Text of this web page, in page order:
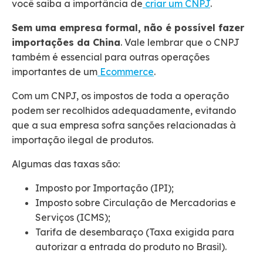
você saiba a importância de criar um CNPJ.
Sem uma empresa formal, não é possível fazer
importações da China. Vale lembrar que o CNPJ
também é essencial para outras operações
importantes de um Ecommerce.
Com um CNPJ, os impostos de toda a operação
podem ser recolhidos adequadamente, evitando
que a sua empresa sofra sanções relacionadas à
importação ilegal de produtos.
Algumas das taxas são:
Imposto por Importação (IPI);
Imposto sobre Circulação de Mercadorias e
Serviços (ICMS);
Tarifa de desembaraço (Taxa exigida para
autorizar a entrada do produto no Brasil).